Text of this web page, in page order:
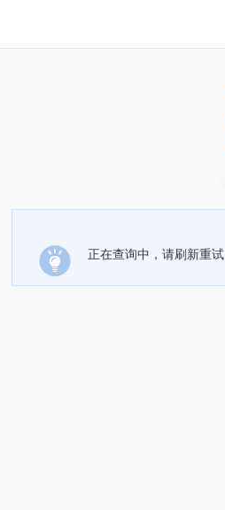
正在查询中，请刷新重试